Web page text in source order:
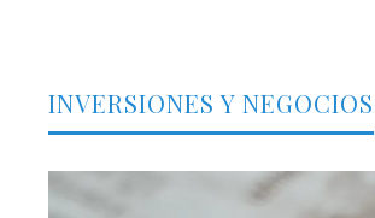
INVERSIONES Y NEGOCIOS